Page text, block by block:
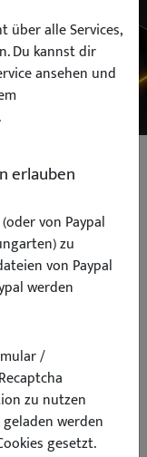
J links
über alle Services,
Du kannst dir
ansehen und
erlauben
von Paypal
zu
von Paypal
werden
/
zu nutzen
werden
gesetzt.